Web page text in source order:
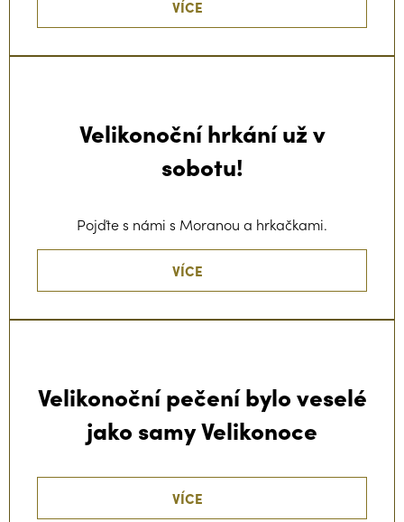
VÍCE
Velikonoční hrkání už v
sobotu!
Pojďte s námi s Moranou a hrkačkami.
VÍCE
Velikonoční pečení bylo veselé
jako samy Velikonoce
VÍCE